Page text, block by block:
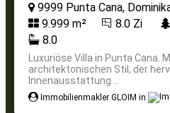
9999 Punta Cana,
9.999 m²
8.0 Zi
8.0
Luxuriöse Villa in Punta Cana.
architektonischen Stil, der
Innenausstattung ...
Immobilienmakler GLOIM in